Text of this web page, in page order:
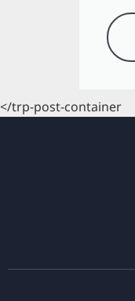
</trp-post-container